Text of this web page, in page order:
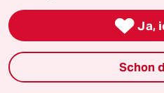
diejenigen, die
Gründen nicht
können (ein
das schon seit
überlastete
 Ja,
Schon